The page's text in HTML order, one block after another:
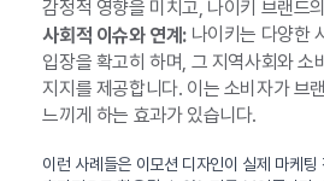
감정적 영향을 미치고, 나이키 브랜드
사회적 이슈와 연계:나이키는 다양한
입장을 확고히 하며, 그 지역사회와 소
지지를 제공합니다. 이는 소비자가 브
느끼게 하는 효과가 있습니다.
이런 사례들은 이모션 디자인이 실제 마케팅